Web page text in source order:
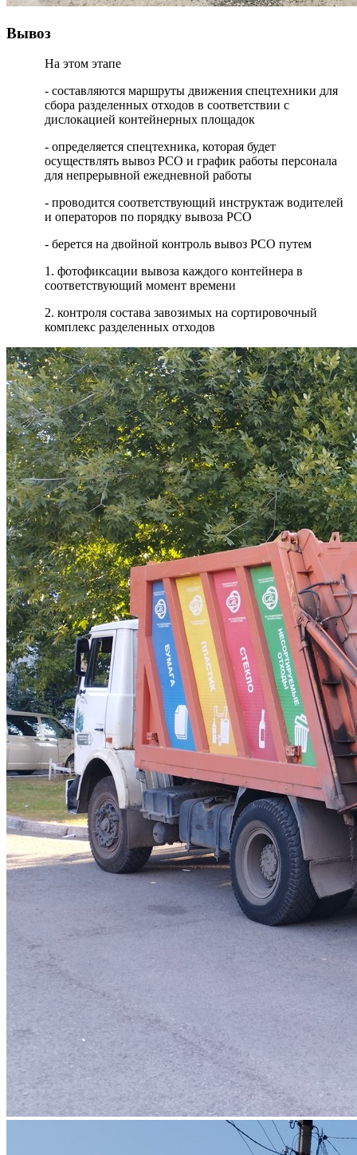
Вывоз
На этом этапе
- составляются маршруты движения спецтехники для
сбора разделенных отходов в соответствии с
дислокацией контейнерных площадок
- определяется спецтехника, которая будет
осуществлять вывоз РСО и график работы персонала
для непрерывной ежедневной работы
- проводится соответствующий инструктаж водителей
и операторов по порядку вывоза РСО
- берется на двойной контроль вывоз РСО путем
1. фотофиксации вывоза каждого контейнера в
соответствующий момент времени
2. контроля состава завозимых на сортировочный
комплекс разделенных отходов